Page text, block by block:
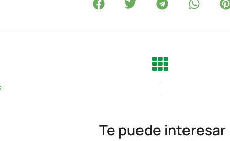
Te puede interesar